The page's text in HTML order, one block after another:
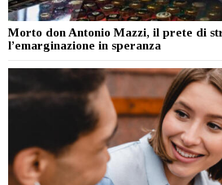
Morto don Antonio Mazzi, il prete di
l’emarginazione in speranza